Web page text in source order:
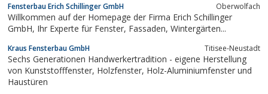
Fensterbau Erich Schillinger GmbH Oberwolfach
Willkommen auf der Homepage der Firma Erich Schillinger
GmbH, Ihr Experte für Fenster, Fassaden, Wintergärten...
Kraus Fensterbau GmbH Titisee-Neustadt
Sechs Generationen Handwerkertradition - eigene Herstellung
von Kunststofffenster, Holzfenster, Holz-Aluminiumfenster und
Haustüren